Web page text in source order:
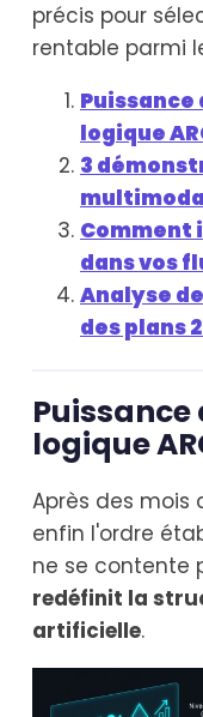
précis pour
rentable parmi
logique
3
Comment
dans vos
Analyse
des plans
logique
Après des mois
enfin l'ordre
ne se contente
redéfinit la
artificielle.